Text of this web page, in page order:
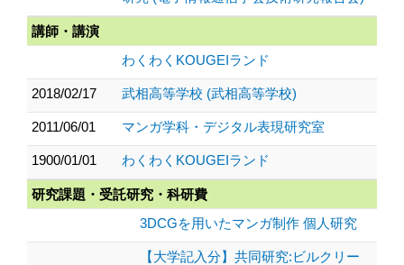
講師・講演
わくわくKOUGEIランド
2018/02/17 武相高等学校 (武相高等学校)
2011/06/01 マンガ学科・デジタル表現研究室
1900/01/01 わくわくKOUGEIランド
研究課題・受託研究・科研費
3DCGを用いたマンガ制作 個人研究
【大学記入分】共同研究:ビルクリー